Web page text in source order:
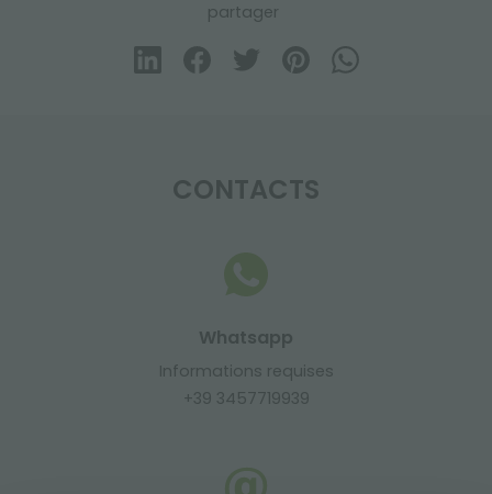
partager
CONTACTS
Whatsapp
Informations requises
+39 3457719939